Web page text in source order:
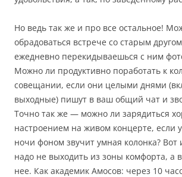
Но ведь так же и про все остальное!
обрадоваться встрече со старым
ежедневно перекидываешься с ним
Можно ли продуктивно поработать к
совещании, если они целыми днями
выходные) пишут в ваш общий чат и
Точно так же — можно ли зарядиться
настроением на живом концерте, если
ночи фоном звучит умная колонка? Вот
надо не выходить из зоны комфорта, а
нее. Как академик Амосов: через 10